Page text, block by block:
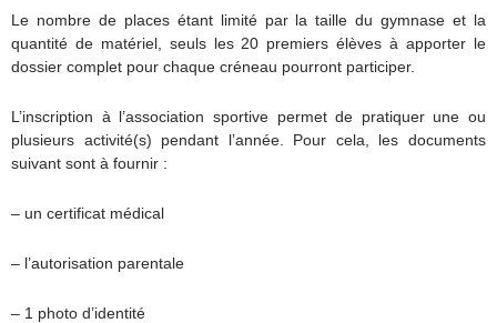
Le nombre de places étant limité par la taille du gymnase et la
quantité de matériel, seuls les 20 premiers élèves à apporter le
dossier complet pour chaque créneau pourront participer.
L’inscription à l’association sportive permet de pratiquer une ou
plusieurs activité(s) pendant l’année. Pour cela, les documents
suivant sont à fournir :
– un certificat médical
– l’autorisation parentale
– 1 photo d’identité